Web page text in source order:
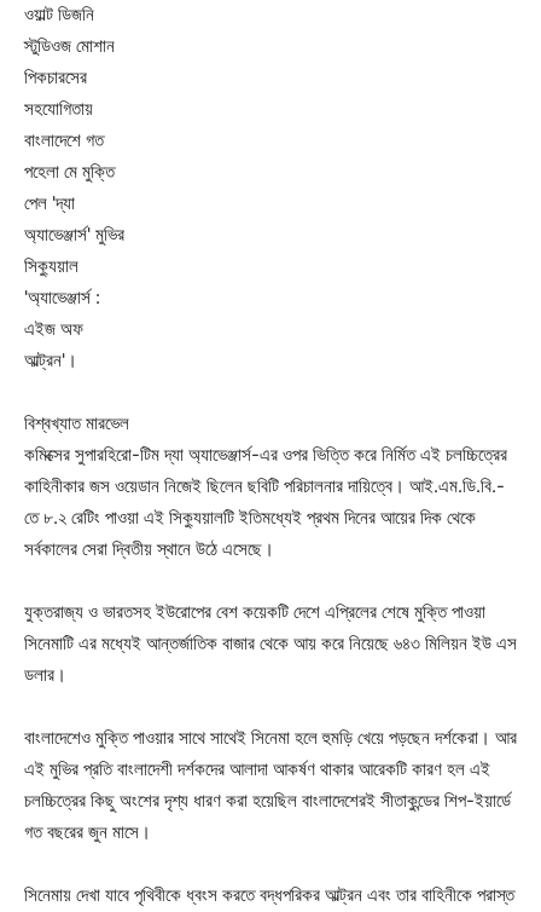
ওয়াল্ট ডিজনি
স্টুডিওজ মোশান
পিকচারসের
সহযোগিতায়
বাংলাদেশে গত
পহেলা মে মুক্তি
পেল 'দ্যা
অ্যাভেঞ্জার্স' মুভির
সিক্যুয়াল
'অ্যাভেঞ্জার্স :
এইজ অফ
আল্ট্রন'।
বিশ্বখ্যাত মারভেল
কমিক্সের সুপারহিরো-টিম দ্যা অ্যাভেঞ্জার্স-এর ওপর ভিত্তি করে নির্মিত এই চলচ্চিত্রের
কাহিনীকার জস ওয়েডান নিজেই ছিলেন ছবিটি পরিচালনার দায়িত্বে। আই.এম.ডি.বি.-
তে ৮.২ রেটিং পাওয়া এই সিক্যুয়ালটি ইতিমধ্যেই প্রথম দিনের আয়ের দিক থেকে
সর্বকালের সেরা দ্বিতীয় স্থানে উঠে এসেছে।
যুক্তরাজ্য ও ভারতসহ ইউরোপের বেশ কয়েকটি দেশে এপ্রিলের শেষে মুক্তি পাওয়া
সিনেমাটি এর মধ্যেই আন্তর্জাতিক বাজার থেকে আয় করে নিয়েছে ৬৪৩ মিলিয়ন ইউ এস
ডলার।
বাংলাদেশেও মুক্তি পাওয়ার সাথে সাথেই সিনেমা হলে হুমড়ি খেয়ে পড়ছেন দর্শকেরা। আর
এই মুভির প্রতি বাংলাদেশী দর্শকদের আলাদা আকর্ষণ থাকার আরেকটি কারণ হল এই
চলচ্চিত্রের কিছু অংশের দৃশ্য ধারণ করা হয়েছিল বাংলাদেশেরই সীতাকুন্ডের শিপ-ইয়ার্ডে
গত বছরের জুন মাসে।
সিনেমায় দেখা যাবে পৃথিবীকে ধ্বংস করতে বদ্ধপরিকর আল্ট্রন এবং তার বাহিনীকে পরাস্ত